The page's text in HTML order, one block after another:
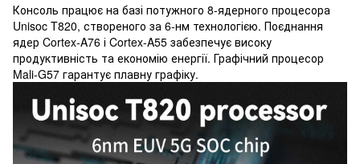
Консоль працює на базі потужного 8-ядерного процесора
Unisoc T820, створеного за 6-нм технологією. Поєднання
ядер Cortex-A76 і Cortex-A55 забезпечує високу
продуктивність та економію енергії. Графічний процесор
Mali-G57 гарантує плавну графіку.